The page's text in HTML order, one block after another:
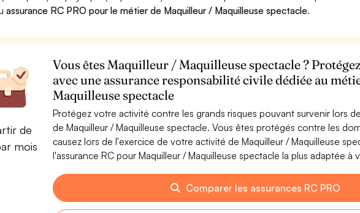
assurance RC PRO pour le métier de Maquilleur / Maquilleuse spectacle.
de
mois
Vous êtes Maquilleur / Maquilleuse spectacle ?
avec une assurance responsabilité civile dédiée au
Maquilleuse spectacle
Protégez votre activité contre les grands risques pouvant survenir lors
de Maquilleur / Maquilleuse spectacle. Vous êtes protégés contre les
causez lors de l'exercice de votre activité de Maquilleur / Maquilleuse
l'assurance RC pour Maquilleur / Maquilleuse spectacle la plus adaptée à
Comparer les assurances RC PRO